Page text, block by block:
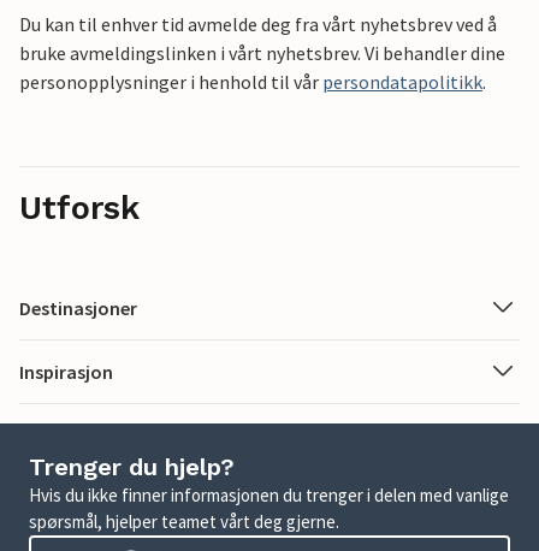
Du kan til enhver tid avmelde deg fra vårt nyhetsbrev ved å
bruke avmeldingslinken i vårt nyhetsbrev. Vi behandler dine
personopplysninger i henhold til vår persondatapolitikk.
Utforsk
Destinasjoner
Inspirasjon
Trenger du hjelp?
Hvis du ikke finner informasjonen du trenger i delen med vanlige
spørsmål, hjelper teamet vårt deg gjerne.